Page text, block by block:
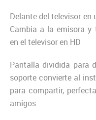
Delante del televisor en
Cambia a la emisora
en el televisor en HD
Pantalla dividida para
soporte convierte al
para compartir,
amigos